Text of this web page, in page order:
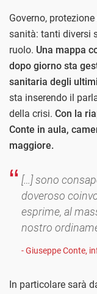
Governo,
sanità: tanti diversi
ruolo. Una mappa
dopo giorno sta
sanitaria degli
sta inserendo il
della crisi. Con la
Conte in aula,
maggiore.
[…] sono
doveroso
esprime, al
nostro
- Giuseppe Conte,
In particolare sarà